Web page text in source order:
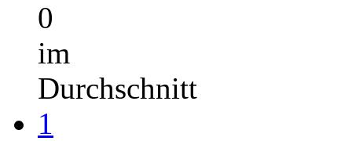
0
im
Durchschnitt
1